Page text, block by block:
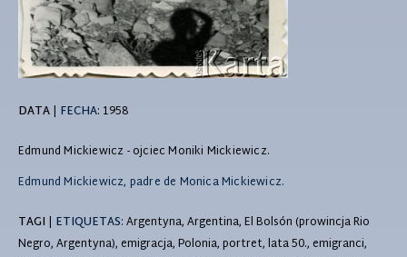
DATA| FECHA: 1958
Edmund Mickiewicz - ojciec Moniki Mickiewicz.
Edmund Mickiewicz, padre de Monica Mickiewicz.
TAGI | ETIQUETAS: Argentyna, Argentina, El Bolsón (prowincja Rio
Negro, Argentyna), emigracja, Polonia, portret, lata 50., emigranci,